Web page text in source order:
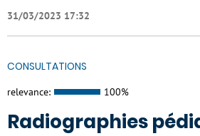
31/03/2023 17:32
CONSULTATIONS
relevance: 100%
Radiographies